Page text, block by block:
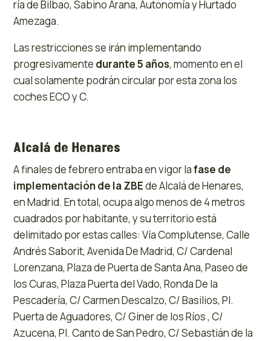
ría de Bilbao, Sabino Arana, Autonomía y Hurtado
Amezaga.
Las restricciones se irán implementando
progresivamente durante 5 años, momento en el
cual solamente podrán circular por esta zona los
coches ECO y C.
Alcalá de Henares
A finales de febrero entraba en vigor lafase de
implementación de la ZBEde Alcalá de Henares,
en Madrid. En total, ocupa algo menos de 4 metros
cuadrados por habitante, y su territorio está
delimitado por estas calles: Vía Complutense, Calle
Andrés Saborit, Avenida De Madrid, C/ Cardenal
Lorenzana, Plaza de Puerta de Santa Ana, Paseo de
los Curas, Plaza Puerta del Vado, Ronda De la
Pescadería, C/ Carmen Descalzo, C/ Basilios, Pl.
Puerta de Aguadores, C/ Giner de los Ríos , C/
Azucena, Pl. Canto de San Pedro, C/ Sebastián de la